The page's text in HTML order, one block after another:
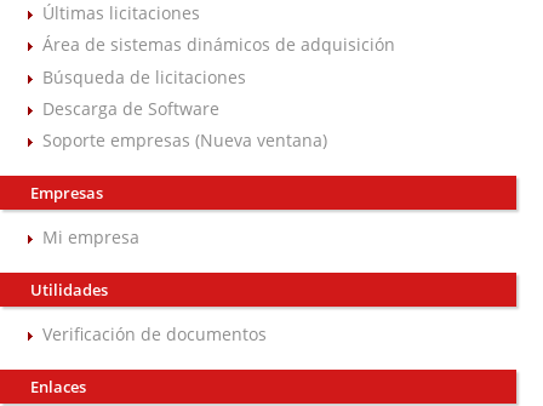
Últimas licitaciones
Área de sistemas dinámicos de adquisición
Búsqueda de licitaciones
Descarga de Software
Soporte empresas (Nueva ventana)
Empresas
Mi empresa
Utilidades
Verificación de documentos
Enlaces